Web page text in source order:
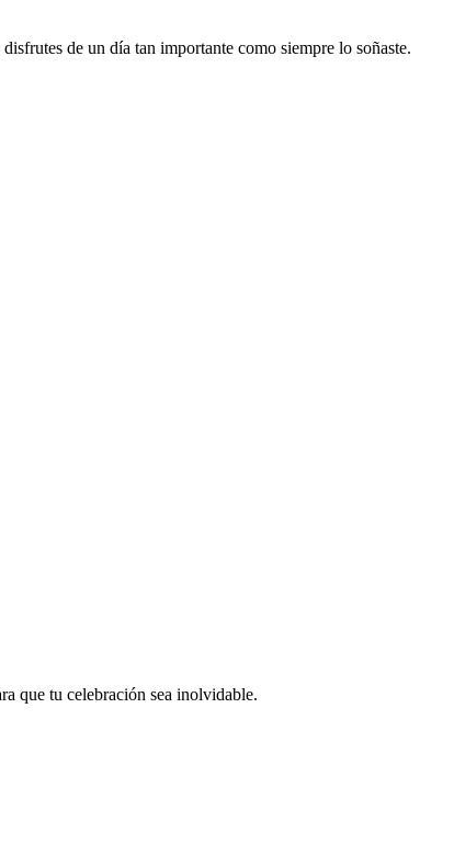
de un día tan importante como siempre lo soñaste.
que tu celebración sea inolvidable.